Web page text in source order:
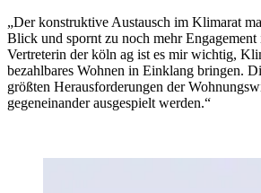
„Der konstruktive Austausch im Klimarat
Blick und spornt zu noch mehr
Vertreterin der köln ag ist es mir wichtig,
bezahlbares Wohnen in Einklang bringen.
größten Herausforderungen der
gegeneinander ausgespielt werden.“